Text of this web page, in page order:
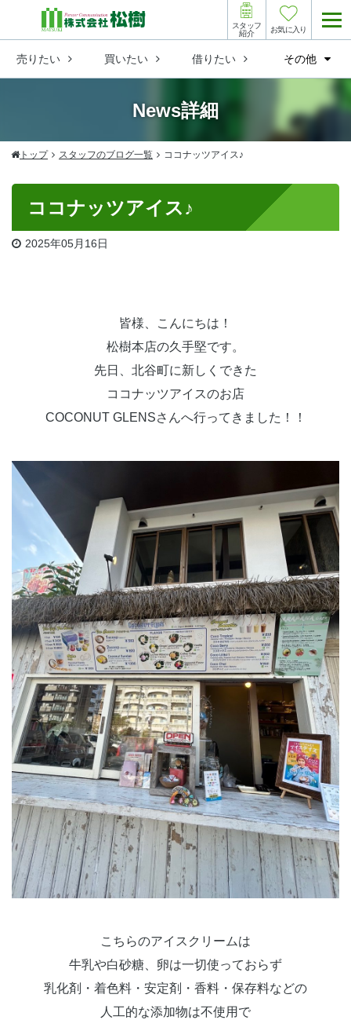
売りたい 買いたい 借りたい その他
スタッフ
紹介
お気に入り
News詳細
トップ スタッフのブログ一覧 ココナッツアイス♪
ココナッツアイス♪
2025年05月 16 日
皆様、こんにちは！
松樹本店の久手堅です。
先日、北谷町に新しくできた
ココナッツアイスのお店
COCONUT GLENSさんへ行ってきました！！
こちらのアイスクリームは
牛乳や白砂糖、卵は一切使っておらず
乳化剤・着色料・安定剤・香料・保存料などの
人工的な添加物は不使用で